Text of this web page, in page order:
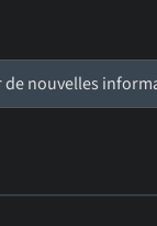
de nouvelles